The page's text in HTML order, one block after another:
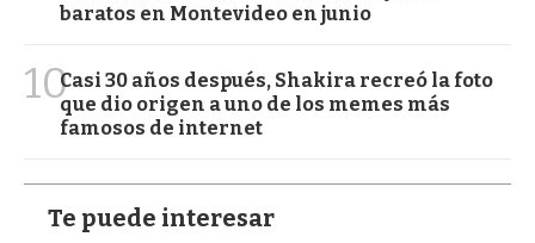
baratos en Montevideo en junio
10Casi 30 años después, Shakira recreó la foto
que dio origen a uno de los memes más
famosos de internet
Te puede interesar